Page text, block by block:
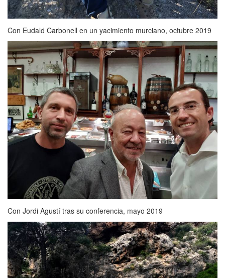
Con Eudald Carbonell en un yacimiento murciano, octubre 2019
Con Jordi Agustí tras su conferencia, mayo 2019